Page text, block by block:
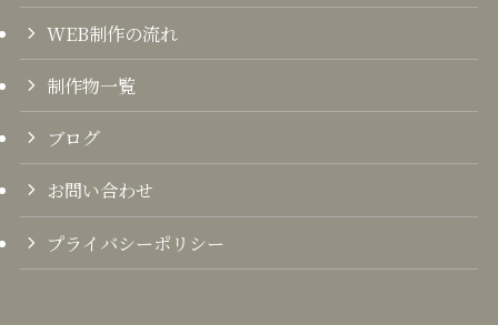
WEB制作の流れ
制作物一覧
ブログ
お問い合わせ
プライバシーポリシー